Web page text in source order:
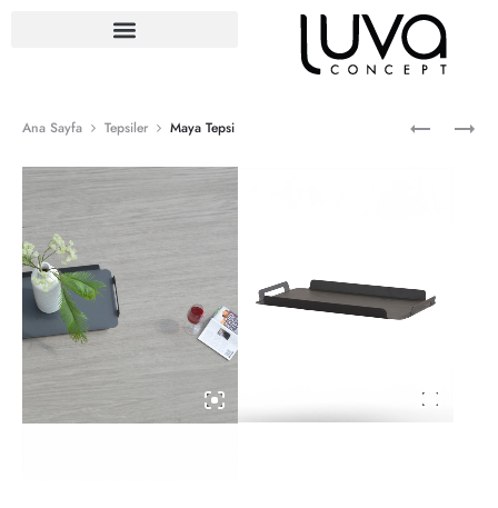
Ana Sayfa Tepsiler Maya Tepsi